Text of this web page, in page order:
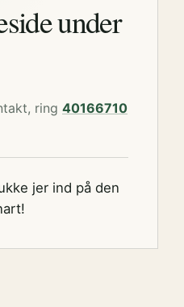
under
ring 40166710
jer ind på den